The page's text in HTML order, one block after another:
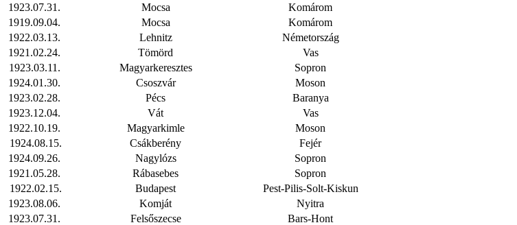
1923.07.31. Mocsa
Komárom
1919.09.04. Mocsa
Komárom
1922.03.13. Lehnitz
Németország
1921.02.24. Tömörd
Vas
1923.03.11. Magyarkeresztes
Sopron
1924.01.30. Csoszvár
Moson
1923.02.28. Pécs
Baranya
1923.12.04. Vát
Vas
1922.10.19. Magyarkimle
Moson
1924.08.15. Csákberény
Fejér
1924.09.26. Nagylózs
Sopron
1921.05.28. Rábasebes
Sopron
1922.02.15. Budapest Pest-Pilis-Solt-Kiskun
1923.08.06. Komját
Nyitra
1923.07.31. Felsőszecse
Bars-Hont